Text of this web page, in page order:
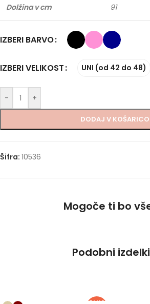
Dolžina v cm 91
IZBERI BARVO
IZBERI VELIKOST UNI (od 42 do 48)
- +
DODAJ V KOŠARICO
Šifra: 10536
Mogoče ti bo
Podobni